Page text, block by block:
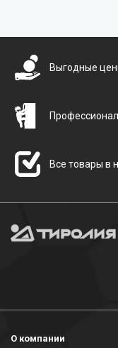
Выгодные
Все товары в
О компании